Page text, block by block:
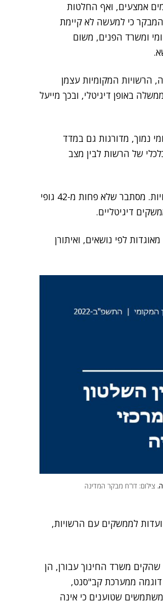
אמצעים, ואף החלטות
המבקר כי למעשה לא קיימת
ומשרד הפנים, משום
הרשויות המקומיות עצמן
באופן דיגיטלי, ובכך מייעל
אקונומי נמוך, מדורגות גם במדד
של הרשות לבין מצב
בהמשך פירט המבקר את הליקויים בתקשורת בין משרדי הממשלה לרשויות. מסתבר שלא פחות מ-42 גופי
דיגיטליים.
אינן מאוגדות לפי נושאים, ואיתורן
צילום: דו"ח מבקר המדינה
מערכות מידע, 25 מהן מיועדות לממשקים עם הרשויות,
משרד החינוך עבורן, הן
דוגמה ממערכת קב"סנט,
שטוענים כי אינה